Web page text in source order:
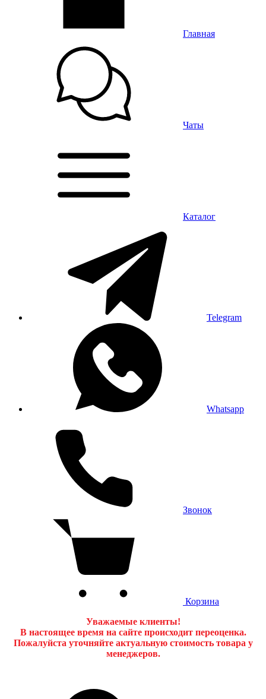
Главная
Чаты
Каталог
Telegram
Whatsapp
Звонок
Корзина
Уважаемые клиенты!
В настоящее время на сайте происходит переоценка.
Пожалуйста уточняйте актуальную стоимость товара у
менеджеров.